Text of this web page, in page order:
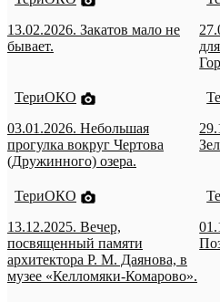
13.02.2026. Закатов мало не
бывает.
ТериОКО
03.01.2026. Небольшая
прогулка вокруг Чертова
(Дружинного) озера.
ТериОКО
13.12.2025. Вечер,
посвященный памяти
архитектора Р. М. Даянова, в
музее «Келломяки-Комарово».